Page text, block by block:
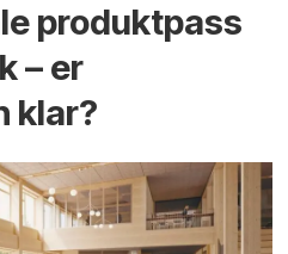
produktpass
– er
klar?